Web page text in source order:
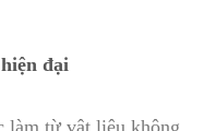
đại
làm từ vật liệu không